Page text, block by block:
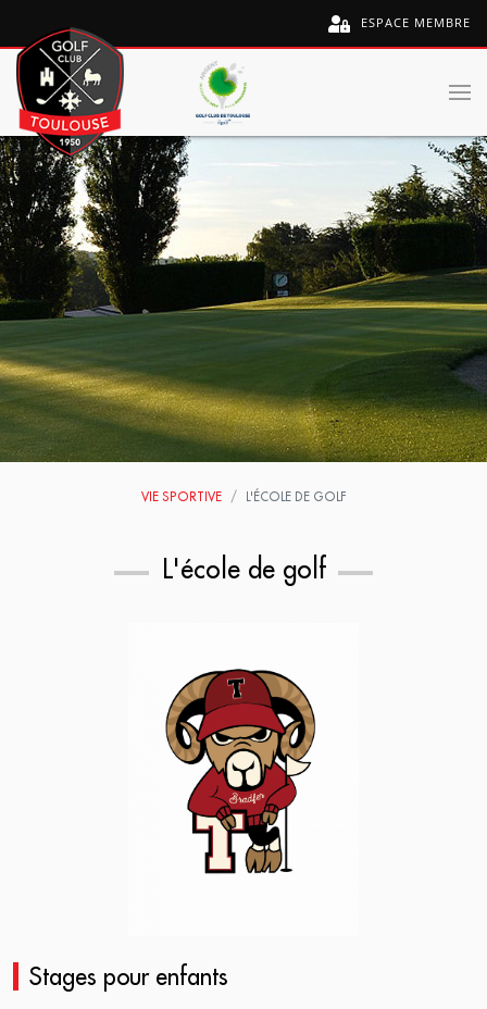
ESPACE MEMBRE
VIE SPORTIVE L'ÉCOLE DE GOLF
L'école de golf
Stages pour enfants